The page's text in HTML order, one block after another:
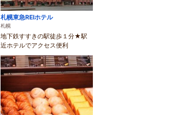
札幌東急REIホテル
札幌
地下鉄すすきの駅徒歩１分★駅
近ホテルでアクセス便利